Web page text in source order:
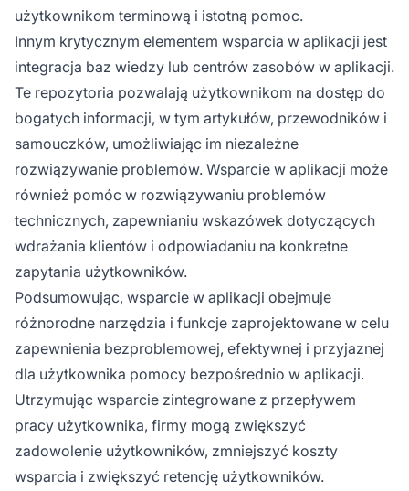
użytkownikom terminową i istotną pomoc.
Innym krytycznym elementem wsparcia w aplikacji jest
integracja baz wiedzy lub centrów zasobów w aplikacji.
Te repozytoria pozwalają użytkownikom na dostęp do
bogatych informacji, w tym artykułów, przewodników i
samouczków, umożliwiając im niezależne
rozwiązywanie problemów. Wsparcie w aplikacji może
również pomóc w rozwiązywaniu problemów
technicznych, zapewnianiu wskazówek dotyczących
wdrażania klientów i odpowiadaniu na konkretne
zapytania użytkowników.
Podsumowując, wsparcie w aplikacji obejmuje
różnorodne narzędzia i funkcje zaprojektowane w celu
zapewnienia bezproblemowej, efektywnej i przyjaznej
dla użytkownika pomocy bezpośrednio w aplikacji.
Utrzymując wsparcie zintegrowane z przepływem
pracy użytkownika, firmy mogą zwiększyć
zadowolenie użytkowników, zmniejszyć koszty
wsparcia i zwiększyć retencję użytkowników.